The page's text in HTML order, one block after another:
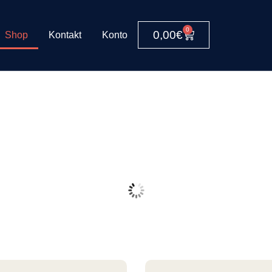
Shop Kontakt Konto 0,00€ 0